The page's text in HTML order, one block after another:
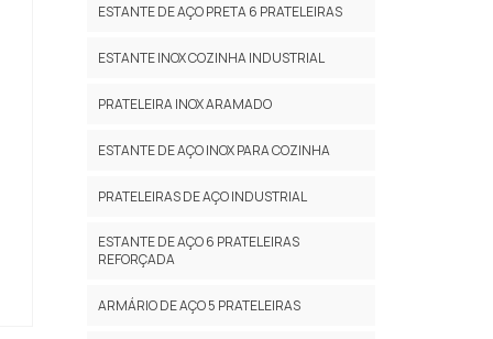
à
ESTANTE DE AÇO PRETA 6 PRATELEIRAS
ESTANTE INOX COZINHA INDUSTRIAL
PRATELEIRA INOX ARAMADO
ESTANTE DE AÇO INOX PARA COZINHA
PRATELEIRAS DE AÇO INDUSTRIAL
ESTANTE DE AÇO 6 PRATELEIRAS
REFORÇADA
ARMÁRIO DE AÇO 5 PRATELEIRAS